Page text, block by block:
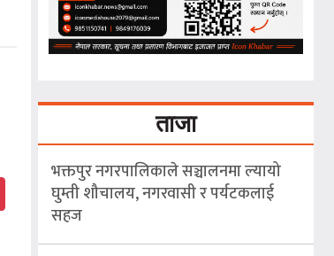
ताजा
भक्तपुर नगरपालिकाले सञ्चालनमा ल्यायो
घुम्ती शौचालय, नगरवासी र पर्यटकलाई
सहज